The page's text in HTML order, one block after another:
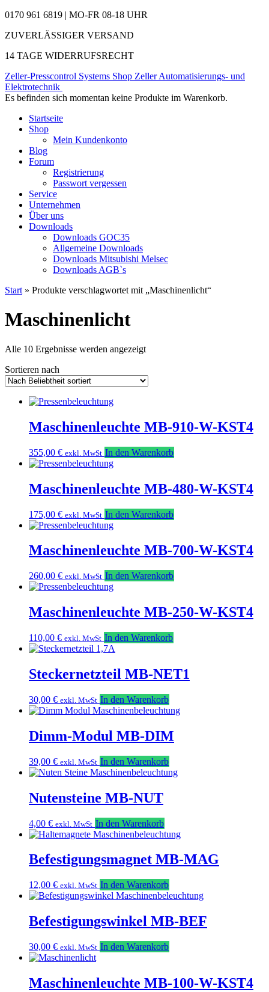
0170 961 6819 | MO-FR 08-18 UHR
ZUVERLÄSSIGER VERSAND
14 TAGE WIDERRUFSRECHT
Zeller-Presscontrol Systems Shop Zeller Automatisierungs- und
Elektrotechnik
Es befinden sich momentan keine Produkte im Warenkorb.
Startseite
Shop
Mein Kundenkonto
Blog
Forum
Registrierung
Passwort vergessen
Service
Unternehmen
Über uns
Downloads
Downloads GOC35
Allgemeine Downloads
Downloads Mitsubishi Melsec
Downloads AGB`s
Start » Produkte verschlagwortet mit „Maschinenlicht“
Maschinenlicht
Alle 10 Ergebnisse werden angezeigtNach
Sortieren nach
Maschinenleuchte MB-910-W-KST4
355,00 € exkl. MwSt In den Warenkorb
Maschinenleuchte MB-480-W-KST4
175,00 € exkl. MwSt In den Warenkorb
Maschinenleuchte MB-700-W-KST4
260,00 € exkl. MwSt In den Warenkorb
Maschinenleuchte MB-250-W-KST4
110,00 € exkl. MwSt In den Warenkorb
Steckernetzteil MB-NET1
30,00 € exkl. MwSt In den Warenkorb
Dimm-Modul MB-DIM
39,00 € exkl. MwSt In den Warenkorb
Nutensteine MB-NUT
4,00 € exkl. MwSt In den Warenkorb
Befestigungsmagnet MB-MAG
12,00 € exkl. MwSt In den Warenkorb
Befestigungswinkel MB-BEF
30,00 € exkl. MwSt In den Warenkorb
Maschinenleuchte MB-100-W-KST4